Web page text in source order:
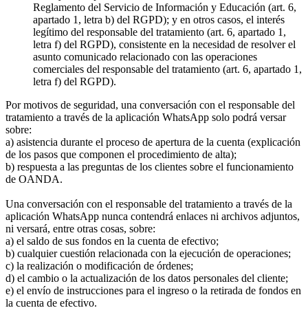
Reglamento del Servicio de Información y Educación (art. 6,
apartado 1, letra b) del RGPD); y en otros casos, el interés
legítimo del responsable del tratamiento (art. 6, apartado 1,
letra f) del RGPD), consistente en la necesidad de resolver el
asunto comunicado relacionado con las operaciones
comerciales del responsable del tratamiento (art. 6, apartado 1,
letra f) del RGPD).
Por motivos de seguridad, una conversación con el responsable del
tratamiento a través de la aplicación WhatsApp solo podrá versar
sobre:
a) asistencia durante el proceso de apertura de la cuenta (explicación
de los pasos que componen el procedimiento de alta);
b) respuesta a las preguntas de los clientes sobre el funcionamiento
de OANDA.
Una conversación con el responsable del tratamiento a través de la
aplicación WhatsApp nunca contendrá enlaces ni archivos adjuntos,
ni versará, entre otras cosas, sobre:
a) el saldo de sus fondos en la cuenta de efectivo;
b) cualquier cuestión relacionada con la ejecución de operaciones;
c) la realización o modificación de órdenes;
d) el cambio o la actualización de los datos personales del cliente;
e) el envío de instrucciones para el ingreso o la retirada de fondos en
la cuenta de efectivo.